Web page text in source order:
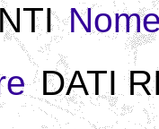
DATI